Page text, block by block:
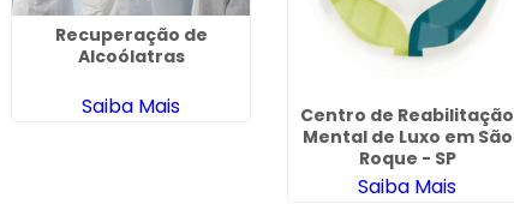
Recuperação de
Alcoólatras
Saiba Mais
Centro de Reabilitação
Mental de Luxo em São
Roque - SP
Saiba Mais